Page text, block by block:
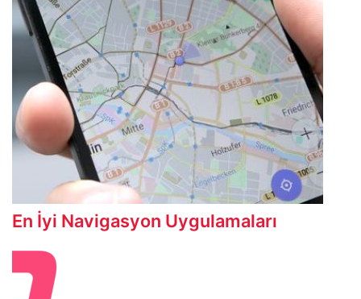
En İyi Navigasyon Uygulamaları